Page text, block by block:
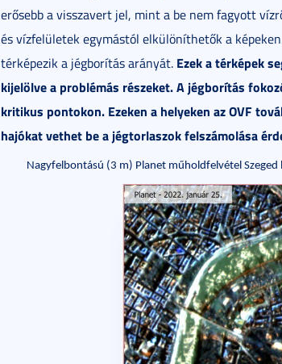
erősebb a visszavert jel, mint a be nem fagyott
és vízfelületek egymástól elkülöníthetők a
térképezik a jégborítás arányát. Ezek a térképek
kijelölve a problémás részeket. A jégborítás
kritikus pontokon. Ezeken a helyeken az OVF
hajókat vethet be a jégtorlaszok felszámolása
Nagyfelbontású (3 m) Planet műholdfelvétel Szeged